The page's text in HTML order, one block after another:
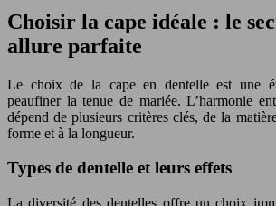
Choisir la cape idéale : le
allure parfaite
Le choix de la cape en dentelle est une
peaufiner la tenue de mariée. L’harmonie
dépend de plusieurs critères clés, de la
forme et à la longueur.
Types de dentelle et leurs effets